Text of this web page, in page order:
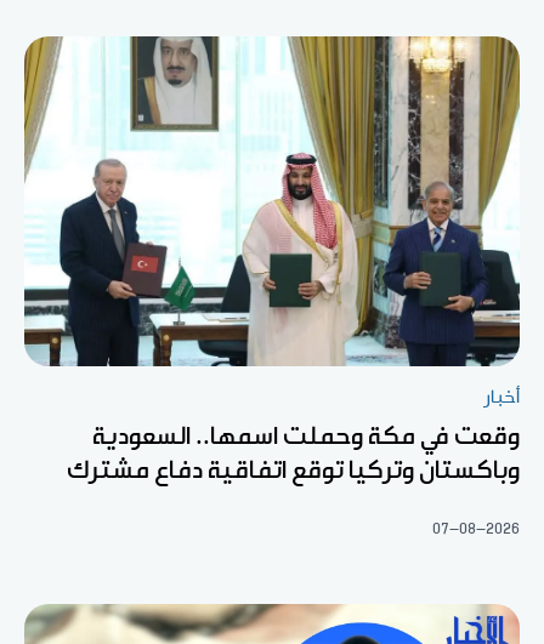
أخبار
وقعت في مكة وحملت اسمها.. السعودية
وباكستان وتركيا توقع اتفاقية دفاع مشترك
07-08-2026